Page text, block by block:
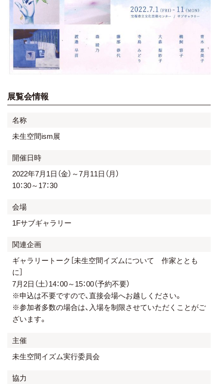
展覧会情報
名称
未生空間ism展
開催日時
2022年7月1日（金）～7月11日（月）
10：30～17：30
会場
1Fサブギャラリー
関連企画
ギャラリートーク［未生空間イズムについて 作家ととも
に］
7月2日（土）14：00～15：00（予約不要）
※申込は不要ですので、直接会場へお越しください。
※参加者多数の場合は、入場を制限させていただくことがご
ざいます。
主催
未生空間イズム実行委員会
協力